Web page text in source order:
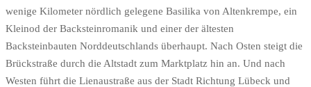
wenige Kilometer nördlich gelegene Basilika von Altenkrempe, ein
Kleinod der Backsteinromanik und einer der ältesten
Backsteinbauten Norddeutschlands überhaupt. Nach Osten steigt die
Brückstraße durch die Altstadt zum Marktplatz hin an. Und nach
Westen führt die Lienaustraße aus der Stadt Richtung Lübeck und